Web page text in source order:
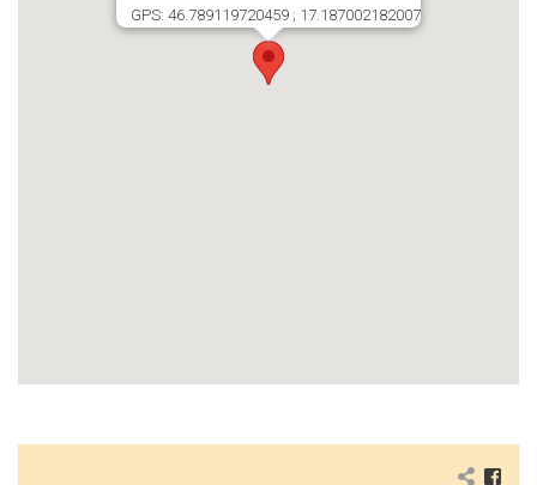
GPS: 46.789119720459 ; 17.187002182007